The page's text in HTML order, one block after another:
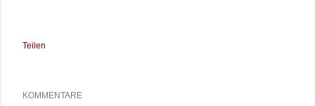
Teilen
KOMMENTARE